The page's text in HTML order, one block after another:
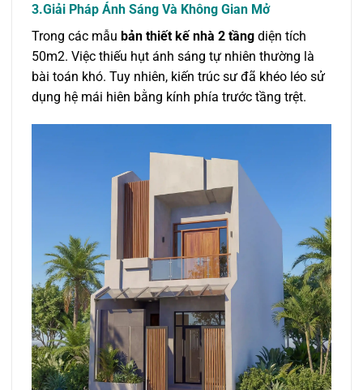
3.Giải Pháp Ánh Sáng Và Không Gian Mở
Trong các mẫu bản thiết kế nhà 2 tầng diện tích
50m2. Việc thiếu hụt ánh sáng tự nhiên thường là
bài toán khó. Tuy nhiên, kiến trúc sư đã khéo léo sử
dụng hệ mái hiên bằng kính phía trước tầng trệt.